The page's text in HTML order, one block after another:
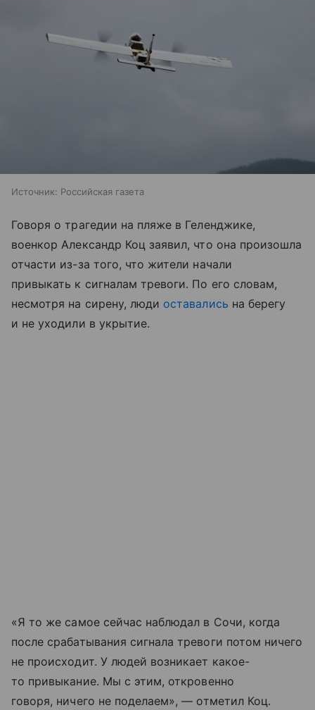
Источник: Российская газета
Говоря о трагедии на пляже в Геленджике,
военкор Александр Коц заявил, что она произошла
отчасти из-за того, что жители начали
привыкать к сигналам тревоги. По его словам,
несмотря на сирену, люди оставались на берегу
и не уходили в укрытие.
«Я то же самое сейчас наблюдал в Сочи, когда
после срабатывания сигнала тревоги потом ничего
не происходит. У людей возникает какое-
то привыкание. Мы с этим, откровенно
говоря, ничего не поделаем», — отметил Коц.